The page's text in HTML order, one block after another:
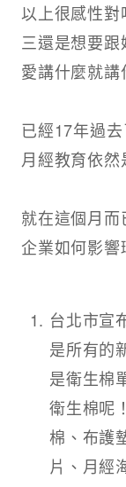
以上很感性
三還是想要
愛講什麼就講
已經17年過
月經教育依然
就在這個月
企業如何影響
台北市宣
是所有的
是衛生棉
衛生棉呢
棉、布護
片、月經